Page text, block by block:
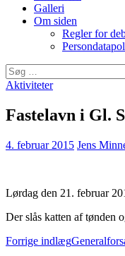
Galleri
Om siden
Regler for
Søg
efter:
Aktiviteter
Fastelavn i Gl.
4. februar 2015 Jens
Lørdag den 21. februar
Der slås katten af
Forrige indlæg